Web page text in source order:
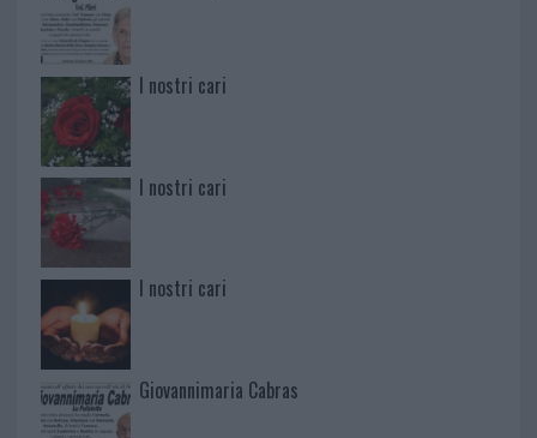
I nostri cari
I nostri cari
I nostri cari
Giovannimaria Cabras